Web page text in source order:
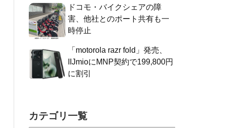
ドコモ・バイクシェアの障
害、他社とのポート共有も一
時停止
「motorola razr fold」発売、
IIJmioにMNP契約で199,800円
に割引
カテゴリ一覧